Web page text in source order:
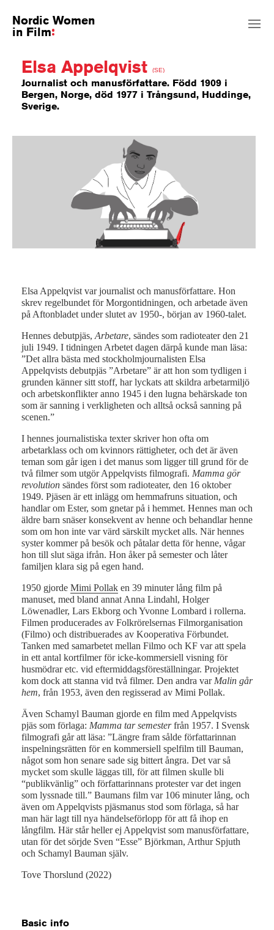
Nordic Women
in Film
Elsa Appelqvist (SE)
Journalist och manusförfattare. Född 1909 i
Bergen, Norge, död 1977 i Trångsund, Huddinge,
Sverige.
Elsa Appelqvist var journalist och manusförfattare. Hon
skrev regelbundet för Morgontidningen, och arbetade även
på Aftonbladet under slutet av 1950-, början av 1960-talet.
Hennes debutpjäs, Arbetare, sändes som radioteater den 21
juli 1949. I tidningen Arbetet dagen därpå kunde man läsa:
”Det allra bästa med stockholmjournalisten Elsa
Appelqvists debutpjäs ”Arbetare” är att hon som tydligen i
grunden känner sitt stoff, har lyckats att skildra arbetarmiljö
och arbetskonflikter anno 1945 i den lugna behärskade ton
som är sanning i verkligheten och alltså också sanning på
scenen.”
I hennes journalistiska texter skriver hon ofta om
arbetarklass och om kvinnors rättigheter, och det är även
teman som går igen i det manus som ligger till grund för de
två filmer som utgör Appelqvists filmografi. Mamma gör
revolution sändes först som radioteater, den 16 oktober
1949. Pjäsen är ett inlägg om hemmafruns situation, och
handlar om Ester, som gnetar på i hemmet. Hennes man och
äldre barn snäser konsekvent av henne och behandlar henne
som om hon inte var värd särskilt mycket alls. När hennes
syster kommer på besök och påtalar detta för henne, vågar
hon till slut säga ifrån. Hon åker på semester och låter
familjen klara sig på egen hand.
1950 gjorde Mimi Pollak en 39 minuter lång film på
manuset, med bland annat Anna Lindahl, Holger
Löwenadler, Lars Ekborg och Yvonne Lombard i rollerna.
Filmen producerades av Folkrörelsernas Filmorganisation
(Filmo) och distribuerades av Kooperativa Förbundet.
Tanken med samarbetet mellan Filmo och KF var att spela
in ett antal kortfilmer för icke-kommersiell visning för
husmödrar etc. vid eftermiddagsföreställningar. Projektet
kom dock att stanna vid två filmer. Den andra var Malin går
hem, från 1953, även den regisserad av Mimi Pollak.
Även Schamyl Bauman gjorde en film med Appelqvists
pjäs som förlaga: Mamma tar semesterfrån 1957. I Svensk
filmografi går att läsa: ”Längre fram sålde författarinnan
inspelningsrätten för en kommersiell spelfilm till Bauman,
något som hon senare sade sig bittert ångra. Det var så
mycket som skulle läggas till, för att filmen skulle bli
“publikvänlig” och författarinnans protester var det ingen
som lyssnade till.” Baumans film var 106 minuter lång, och
även om Appelqvists pjäsmanus stod som förlaga, så har
man här lagt till nya händelseförlopp för att få ihop en
långfilm. Här står heller ej Appelqvist som manusförfattare,
utan för det sörjde Sven “Esse” Björkman, Arthur Spjuth
och Schamyl Bauman själv.
Tove Thorslund (2022)
Basic info